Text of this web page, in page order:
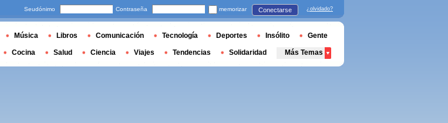
Seudónimo Contraseña memorizar Conectarse ¿olvidado?
Música Libros Comunicación Tecnología Deportes Insólito Gente
Cocina Salud Ciencia Viajes Tendencias Solidaridad Más Temas